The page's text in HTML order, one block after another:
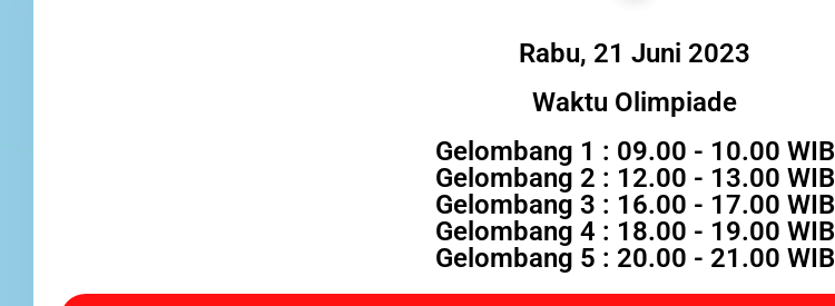
Rabu, 21 Juni 2023
Waktu Olimpiade
Gelombang 1 : 09.00 - 10.00 WIB
Gelombang 2 : 12.00 - 13.00 WIB
Gelombang 3 : 16.00 - 17.00 WIB
Gelombang 4 : 18.00 - 19.00 WIB
Gelombang 5 : 20.00 - 21.00 WIB